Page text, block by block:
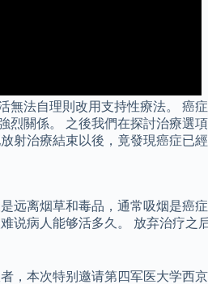
法自理則改用支持性療法。 癌
關係。 之後我們在探討治療選
治療結束以後，竟發現癌症已
离烟草和毒品，通常吸烟是癌
病人能够活多久。 放弃治疗
本次特别邀请第四军医大学西